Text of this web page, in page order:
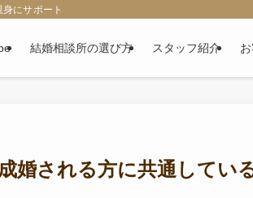
にサポート
結婚相談所の選び方 スタッフ紹介
婚される方に共通してい